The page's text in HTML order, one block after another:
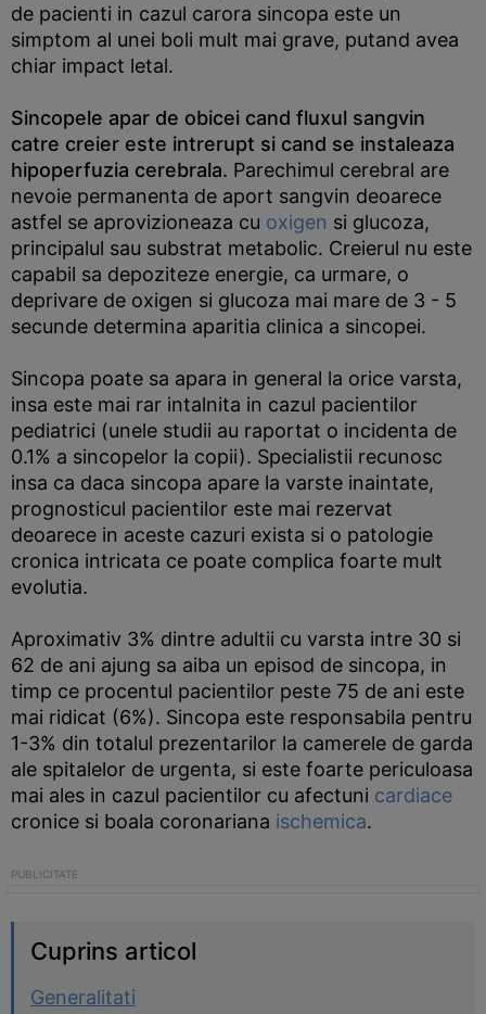
de pacienti in cazul carora sincopa este un
simptom al unei boli mult mai grave, putand avea
chiar impact letal.
Sincopele apar de obicei cand fluxul sangvin
catre creier este intrerupt si cand se instaleaza
hipoperfuzia cerebrala. Parechimul cerebral are
nevoie permanenta de aport sangvin deoarece
astfel se aprovizioneaza cu oxigen si glucoza,
principalul sau substrat metabolic. Creierul nu este
capabil sa depoziteze energie, ca urmare, o
deprivare de oxigen si glucoza mai mare de 3 - 5
secunde determina aparitia clinica a sincopei.
Sincopa poate sa apara in general la orice varsta,
insa este mai rar intalnita in cazul pacientilor
pediatrici (unele studii au raportat o incidenta de
0.1% a sincopelor la copii). Specialistii recunosc
insa ca daca sincopa apare la varste inaintate,
prognosticul pacientilor este mai rezervat
deoarece in aceste cazuri exista si o patologie
cronica intricata ce poate complica foarte mult
evolutia.
Aproximativ 3% dintre adultii cu varsta intre 30 si
62 de ani ajung sa aiba un episod de sincopa, in
timp ce procentul pacientilor peste 75 de ani este
mai ridicat (6%). Sincopa este responsabila pentru
1-3% din totalul prezentarilor la camerele de garda
ale spitalelor de urgenta, si este foarte periculoasa
mai ales in cazul pacientilor cu afectuni cardiace
cronice si boala coronariana ischemica.
Cuprins articol
Generalitati